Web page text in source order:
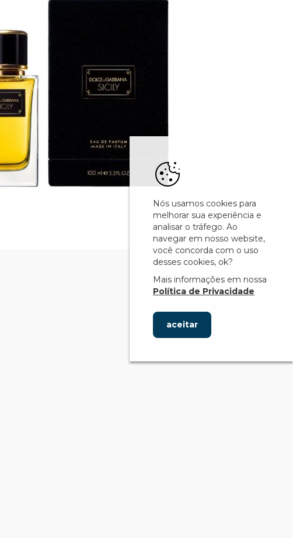
Nós usamos cookies para
melhorar sua experiência e
analisar o tráfego. Ao
navegar em nosso website,
você concorda com o uso
desses cookies, ok?
Mais informações em nossa
Política de Privacidade
aceitar